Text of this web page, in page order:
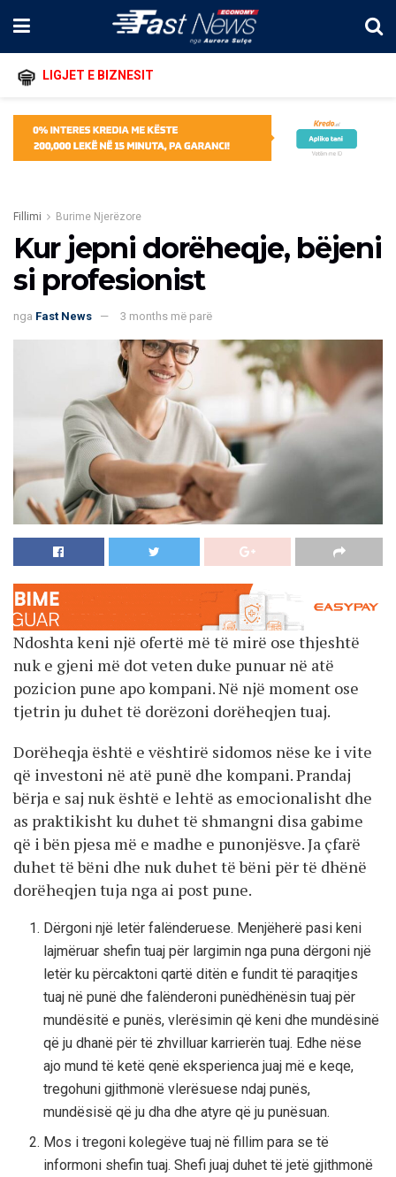
LIGJET E BIZNESIT
Fillimi Burime Njerëzore
Kur jepni dorëheqje, bëjeni
si profesionist
nga Fast News 3 months më parë
Ndoshta keni një ofertë më të mirë ose thjeshtë
nuk e gjeni më dot veten duke punuar në atë
pozicion pune apo kompani. Në një moment ose
tjetrin ju duhet të dorëzoni dorëheqjen tuaj.
Dorëheqja është e vështirë sidomos nëse ke i vite
që investoni në atë punë dhe kompani. Prandaj
bërja e saj nuk është e lehtë as emocionalisht dhe
as praktikisht ku duhet të shmangni disa gabime
që i bën pjesa më e madhe e punonjësve. Ja çfarë
duhet të bëni dhe nuk duhet të bëni për të dhënë
dorëheqjen tuja nga ai post pune.
Dërgoni një letër falënderuese. Menjëherë pasi keni
lajmëruar shefin tuaj për largimin nga puna dërgoni një
letër ku përcaktoni qartë ditën e fundit të paraqitjes
tuaj në punë dhe falënderoni punëdhënësin tuaj për
mundësitë e punës, vlerësimin që keni dhe mundësinë
që ju dhanë për të zhvilluar karrierën tuaj. Edhe nëse
ajo mund të ketë qenë eksperienca juaj më e keqe,
tregohuni gjithmonë vlerësuese ndaj punës,
mundësisë që ju dha dhe atyre që ju punësuan.
Mos i tregoni kolegëve tuaj në fillim para se të
informoni shefin tuaj. Shefi juaj duhet të jetë gjithmonë